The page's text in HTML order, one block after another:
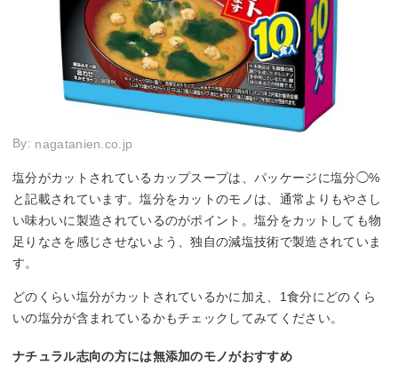
By: nagatanien.co.jp
塩分がカットされているカップスープは、パッケージに塩分◯%
と記載されています。塩分をカットのモノは、通常よりもやさし
い味わいに製造されているのがポイント。塩分をカットしても物
足りなさを感じさせないよう、独自の減塩技術で製造されていま
す。
どのくらい塩分がカットされているかに加え、1食分にどのくら
いの塩分が含まれているかもチェックしてみてください。
ナチュラル志向の方には無添加のモノがおすすめ